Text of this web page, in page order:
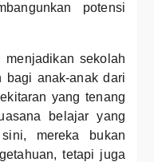
potensi
sekolah
bagi anak-anak dari
yang tenang
belajar yang
mereka bukan
tetapi juga